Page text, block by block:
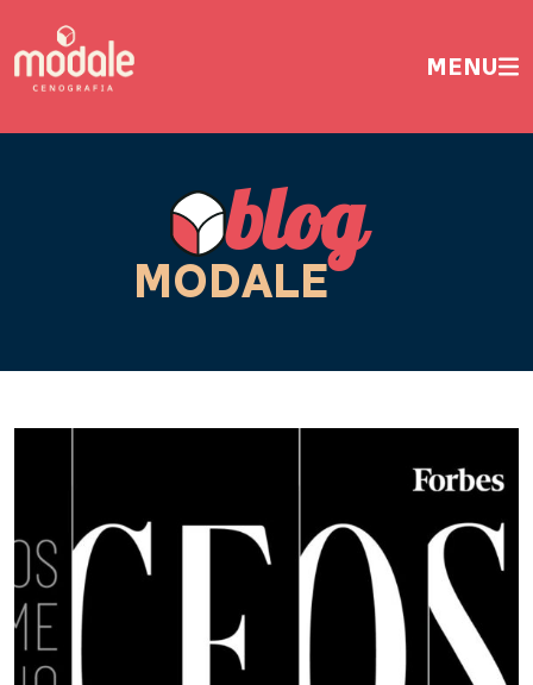
MENU
blog
MODALE